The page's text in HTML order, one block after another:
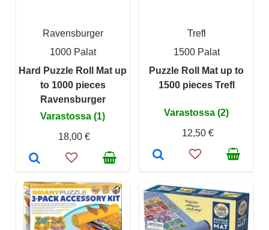
Ravensburger
1000 Palat
Hard Puzzle Roll Mat up
to 1000 pieces
Ravensburger
Varastossa (1)
18,00 €
Trefl
1500 Palat
Puzzle Roll Mat up to
1500 pieces Trefl
Varastossa (2)
12,50 €